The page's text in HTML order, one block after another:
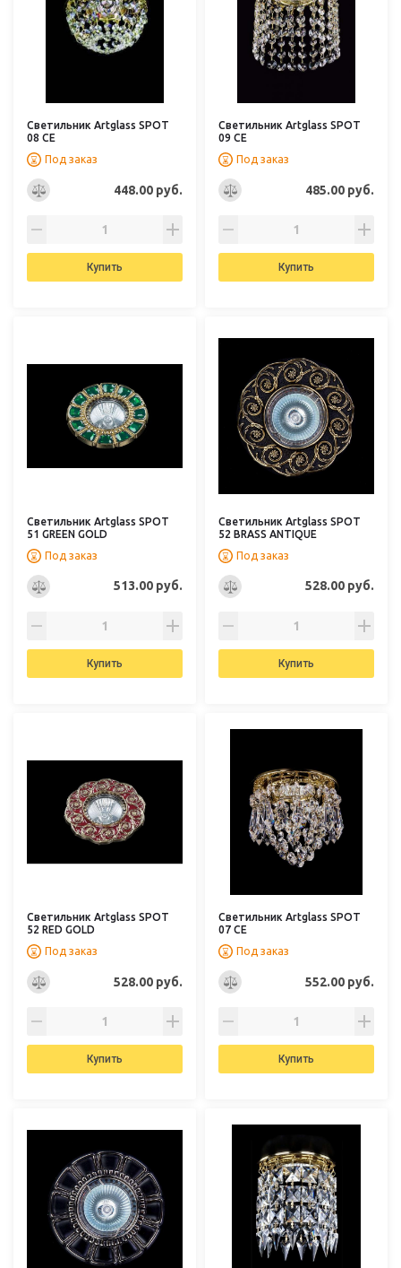
Светильник Artglass SPOT
08 CE
Под заказ
448.00 руб.
Купить
Светильник Artglass SPOT
09 CE
Под заказ
485.00 руб.
Купить
Светильник Artglass SPOT
51 GREEN GOLD
Под заказ
513.00 руб.
Купить
Светильник Artglass SPOT
52 BRASS ANTIQUE
Под заказ
528.00 руб.
Купить
Светильник Artglass SPOT
52 RED GOLD
Под заказ
528.00 руб.
Купить
Светильник Artglass SPOT
07 CE
Под заказ
552.00 руб.
Купить